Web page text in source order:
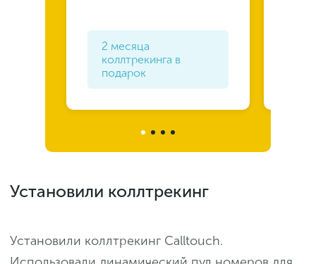
2 месяца
коллтрекинга в
подарок
Установили коллтрекинг
Установили коллтрекинг Calltouch.